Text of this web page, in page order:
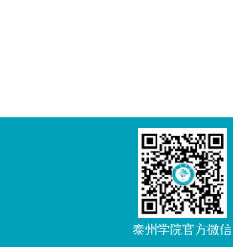
泰州学院官方微信